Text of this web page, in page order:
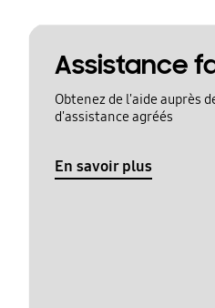
Assistance
Obtenez de l'aide auprès
d'assistance agréés
En savoir plus